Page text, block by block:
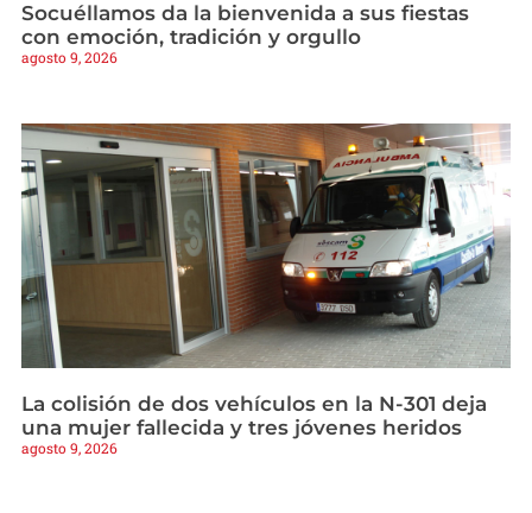
Socuéllamos da la bienvenida a sus fiestas
con emoción, tradición y orgullo
agosto 9, 2026
La colisión de dos vehículos en la N-301 deja
una mujer fallecida y tres jóvenes heridos
agosto 9, 2026